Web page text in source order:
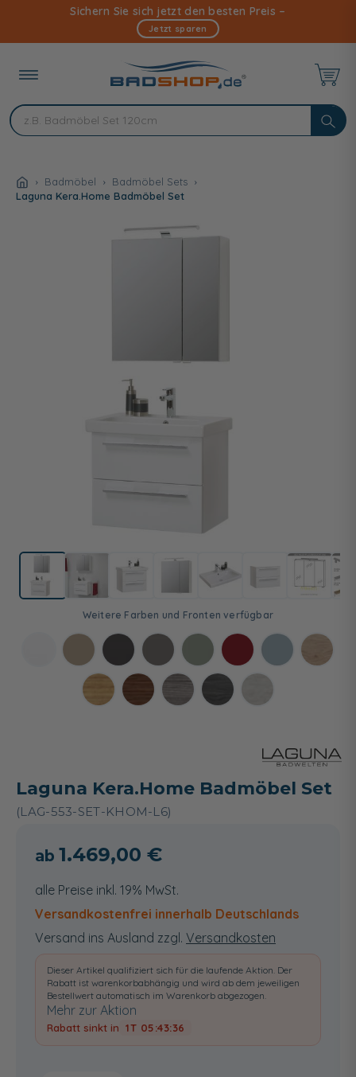
Inhalt
Sichern Sie sich jetzt den besten Preis –
Jetzt sparen
Badmöbel
Badmöbel Sets
Laguna Kera.Home Badmöbel Set
Laguna Kera.Home Badmöbel Set
(LAG-553-SET-KHOM-L6)
1.469,00 €
alle Preise inkl. 19% MwSt.
Versandkostenfrei innerhalb Deutschlands
Versand ins Ausland zzgl. Versandkosten
Dieser Artikel qualifiziert sich für die laufende Aktion. Der
Rabatt ist warenkorbabhängig und wird ab dem jeweiligen
Bestellwert automatisch im Warenkorb abgezogen.
Mehr zur Aktion
Rabatt sinkt in 1T 05:43:35